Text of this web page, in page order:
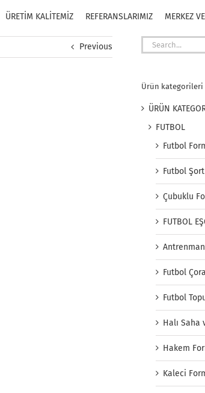
ÜRETİM KALİTEMİZ REFERANSLARIMIZ MERKEZ
Previous
Search
for:
Ürün kategorileri
ÜRÜN
FUTBOL
Futbol
Futbol Şort
Çubuklu
FUTBOL
Futbol
Futbol
Halı Saha
Hakem
Kaleci